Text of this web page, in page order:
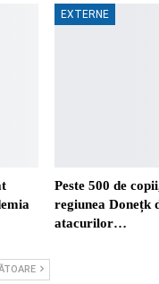
EXTERNE
Peste 500 de
regiunea Donețk
atacurilor…